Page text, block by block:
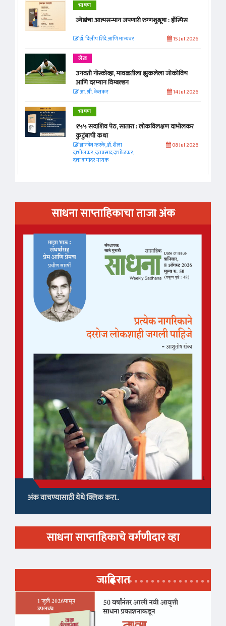
भाषण
ज्येष्ठांचा आत्मसन्मान जपणारी रुग्णशुश्रूषा : हॉस्पिस
डॉ. दिलीप शिंदे आणि मान्यवर 15 Jul 2026
लेख
उगवती नोस्कोव्हा, मावळतीला झुकलेला जोकोविच
आणि दरम्यान विम्बल्डन
आ. श्री. केतकर 14 Jul 2026
भाषण
१५५ सदाशिव पेठ, सातारा : लोकविलक्षण दाभोलकर
कुटुंबाची कथा
ज्ञानदेव म्हस्के, डॉ. शैला
दाभोलकर, दत्तप्रसाद दाभोळकर,
दत्ता दामोदर नायक
08 Jul 2026
साधना साप्ताहिकाचा ताजा अंक
अंक वाचण्यासाठी येथे क्लिक करा..
साधना साप्ताहिकाचे वर्गणीदार व्हा
जाहिरात